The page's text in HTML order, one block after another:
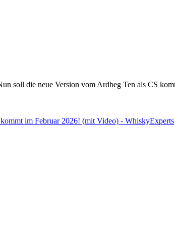
soll die neue Version vom Ardbeg Ten als CS
im Februar 2026! (mit Video) - WhiskyExperts